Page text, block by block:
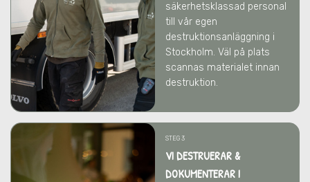
säkerhetsklassad personal
till vår egen
destruktionsanläggning i
Stockholm. Väl på plats
scannas materialet innan
destruktion.
STEG 3
VI DESTRUERAR &
DOKUMENTERAR I